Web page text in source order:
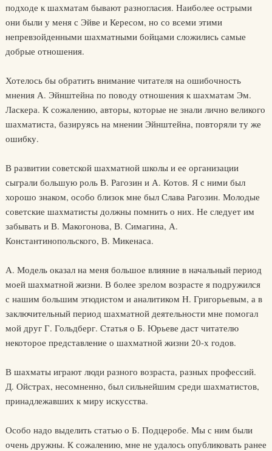
подходе к шахматам бывают разногласия. Наиболее острыми
они были у меня с Эйве и Кересом, но со всеми этими
непревзойденными шахматными бойцами сложились самые
добрые отношения.
Хотелось бы обратить внимание читателя на ошибочность
мнения А. Эйнштейна по поводу отношения к шахматам Эм.
Ласкера. К сожалению, авторы, которые не знали лично великого
шахматиста, базируясь на мнении Эйнштейна, повторяли ту же
ошибку.
В развитии советской шахматной школы и ее организации
сыграли большую роль В. Рагозин и А. Котов. Я с ними был
хорошо знаком, особо близок мне был Слава Рагозин. Молодые
советские шахматисты должны помнить о них. Не следует им
забывать и В. Макогонова, В. Симагина, А.
Константинопольского, В. Микенаса.
А. Модель оказал на меня большое влияние в начальный период
моей шахматной жизни. В более зрелом возрасте я подружился
с нашим большим этюдистом и аналитиком Н. Григорьевым, а в
заключительный период шахматной деятельности мне помогал
мой друг Г. Гольдберг. Статья о Б. Юрьеве даст читателю
некоторое представление о шахматной жизни 20-х годов.
В шахматы играют люди разного возраста, разных профессий.
Д. Ойстрах, несомненно, был сильнейшим среди шахматистов,
принадлежавших к миру искусства.
Особо надо выделить статью о Б. Подцеробе. Мы с ним были
очень дружны. К сожалению, мне не удалось опубликовать ранее